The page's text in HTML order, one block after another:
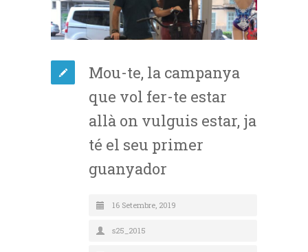
Mou-te, la campanya
que vol fer-te estar
allà on vulguis estar, ja
té el seu primer
guanyador
16 Setembre, 2019
s25_2015